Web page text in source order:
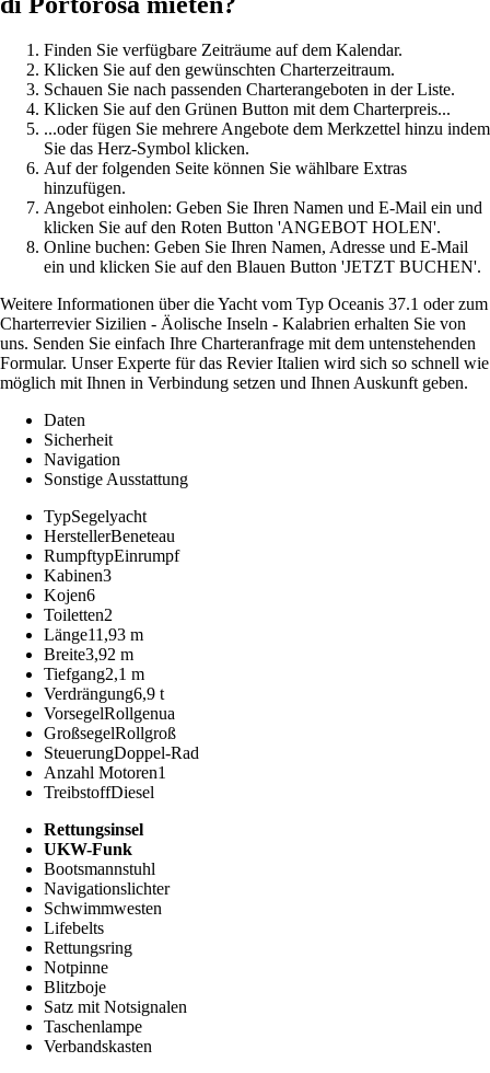
Finden Sie verfügbare Zeiträume auf dem Kalendar.
Klicken Sie auf den gewünschten Charterzeitraum.
Schauen Sie nach passenden Charterangeboten in der Liste.
Klicken Sie auf den Grünen Button mit dem Charterpreis...
...oder fügen Sie mehrere Angebote dem Merkzettel hinzu indem
Sie das Herz-Symbol klicken.
Auf der folgenden Seite können Sie wählbare Extras
hinzufügen.
Angebot einholen: Geben Sie Ihren Namen und E-Mail ein und
klicken Sie auf den Roten Button 'ANGEBOT HOLEN'.
Online buchen: Geben Sie Ihren Namen, Adresse und E-Mail
ein und klicken Sie auf den Blauen Button 'JETZT BUCHEN'.
Weitere Informationen über die Yacht vom Typ Oceanis 37.1 oder zum
Charterrevier Sizilien - Äolische Inseln - Kalabrien erhalten Sie von
uns. Senden Sie einfach Ihre Charteranfrage mit dem untenstehenden
Formular. Unser Experte für das Revier Italien wird sich so schnell wie
möglich mit Ihnen in Verbindung setzen und Ihnen Auskunft geben.
Daten
Sicherheit
Navigation
Sonstige Ausstattung
TypSegelyacht
HerstellerBeneteau
RumpftypEinrumpf
Kabinen3
Kojen6
Toiletten2
Länge11,93 m
Breite3,92 m
Tiefgang2,1 m
Verdrängung6,9 t
VorsegelRollgenua
GroßsegelRollgroß
SteuerungDoppel-Rad
Anzahl Motoren1
TreibstoffDiesel
Rettungsinsel
UKW-Funk
Bootsmannstuhl
Navigationslichter
Schwimmwesten
Lifebelts
Rettungsring
Notpinne
Blitzboje
Satz mit Notsignalen
Taschenlampe
Verbandskasten